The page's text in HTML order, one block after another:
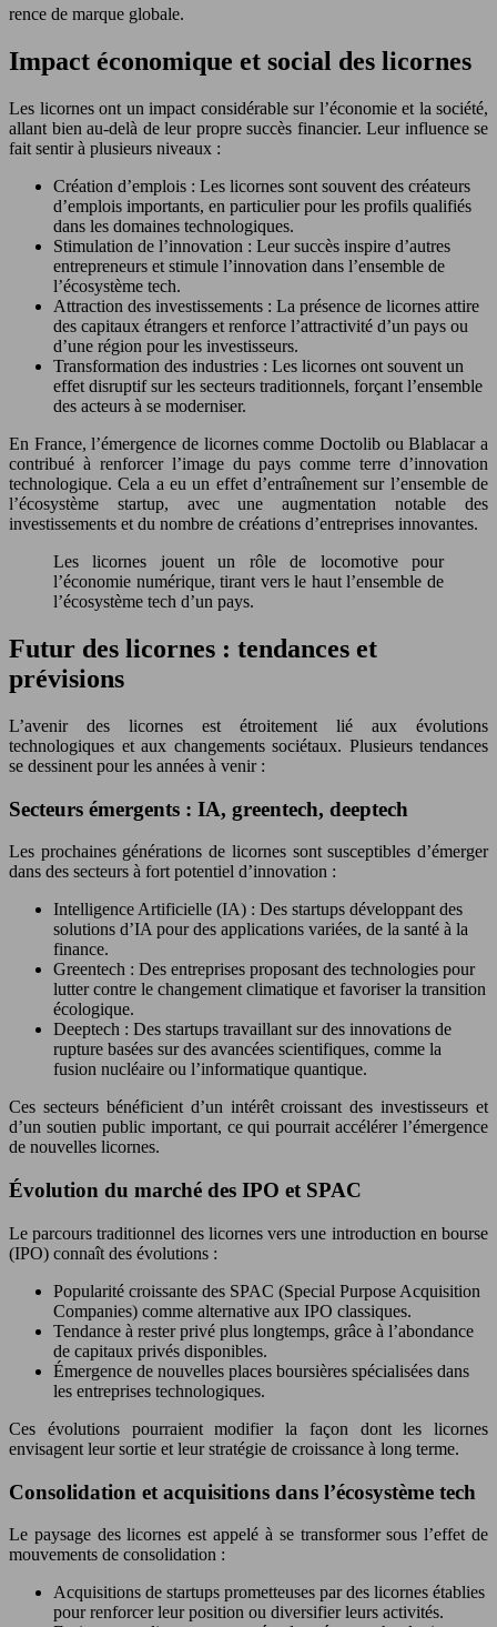
rence de marque globale.
Impact économique et social des licornes
Les licornes ont un impact considérable sur l’économie et la société,
allant bien au-delà de leur propre succès financier. Leur influence se
fait sentir à plusieurs niveaux :
Création d’emplois : Les licornes sont souvent des créateurs
d’emplois importants, en particulier pour les profils qualifiés
dans les domaines technologiques.
Stimulation de l’innovation : Leur succès inspire d’autres
entrepreneurs et stimule l’innovation dans l’ensemble de
l’écosystème tech.
Attraction des investissements : La présence de licornes attire
des capitaux étrangers et renforce l’attractivité d’un pays ou
d’une région pour les investisseurs.
Transformation des industries : Les licornes ont souvent un
effet disruptif sur les secteurs traditionnels, forçant l’ensemble
des acteurs à se moderniser.
En France, l’émergence de licornes comme Doctolib ou Blablacar a
contribué à renforcer l’image du pays comme terre d’innovation
technologique. Cela a eu un effet d’entraînement sur l’ensemble de
l’écosystème startup, avec une augmentation notable des
investissements et du nombre de créations d’entreprises innovantes.
Les licornes jouent un rôle de locomotive pour
l’économie numérique, tirant vers le haut l’ensemble de
l’écosystème tech d’un pays.
Futur des licornes : tendances et
prévisions
L’avenir des licornes est étroitement lié aux évolutions
technologiques et aux changements sociétaux. Plusieurs tendances
se dessinent pour les années à venir :
Secteurs émergents : IA, greentech, deeptech
Les prochaines générations de licornes sont susceptibles d’émerger
dans des secteurs à fort potentiel d’innovation :
Intelligence Artificielle (IA) : Des startups développant des
solutions d’IA pour des applications variées, de la santé à la
finance.
Greentech : Des entreprises proposant des technologies pour
lutter contre le changement climatique et favoriser la transition
écologique.
Deeptech : Des startups travaillant sur des innovations de
rupture basées sur des avancées scientifiques, comme la
fusion nucléaire ou l’informatique quantique.
Ces secteurs bénéficient d’un intérêt croissant des investisseurs et
d’un soutien public important, ce qui pourrait accélérer l’émergence
de nouvelles licornes.
Évolution du marché des IPO et SPAC
Le parcours traditionnel des licornes vers une introduction en bourse
(IPO) connaît des évolutions :
Popularité croissante des SPAC (Special Purpose Acquisition
Companies) comme alternative aux IPO classiques.
Tendance à rester privé plus longtemps, grâce à l’abondance
de capitaux privés disponibles.
Émergence de nouvelles places boursières spécialisées dans
les entreprises technologiques.
Ces évolutions pourraient modifier la façon dont les licornes
envisagent leur sortie et leur stratégie de croissance à long terme.
Consolidation et acquisitions dans l’écosystème tech
Le paysage des licornes est appelé à se transformer sous l’effet de
mouvements de consolidation :
Acquisitions de startups prometteuses par des licornes établies
pour renforcer leur position ou diversifier leurs activités.